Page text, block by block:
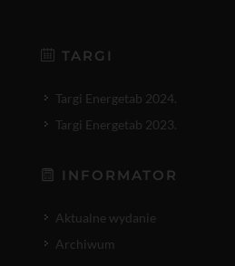
TARGI
Targi Energetab 2024.
Targi Energetab 2023.
INFORMATOR
Aktualne wydanie
Archiwum